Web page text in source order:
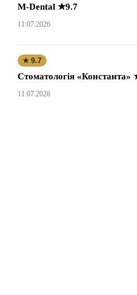
M-Dental ★9.7
11.07.2026
★ 9.7
Стоматологія «Константа»
11.07.2026